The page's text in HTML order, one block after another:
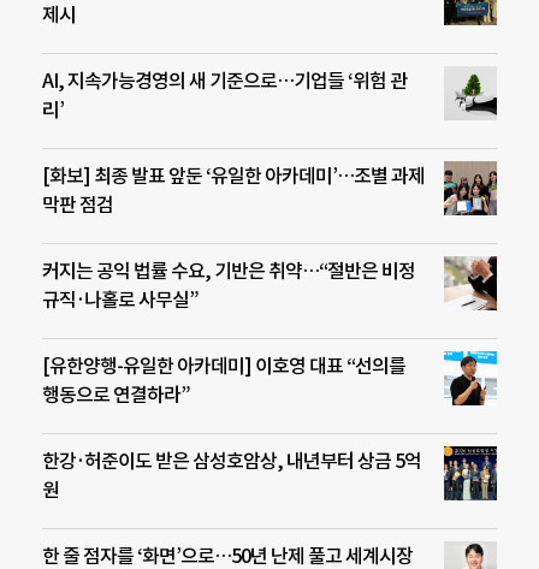
제시
AI, 지속가능경영의 새 기준으로…기업들 ‘위험 관
리’
[화보] 최종 발표 앞둔 ‘유일한 아카데미’…조별 과제
막판 점검
커지는 공익 법률 수요, 기반은 취약…“절반은 비정
규직·나홀로 사무실”
[유한양행-유일한 아카데미] 이호영 대표 “선의를
행동으로 연결하라”
한강·허준이도 받은 삼성호암상, 내년부터 상금 5억
원
한 줄 점자를 ‘화면’으로…50년 난제 풀고 세계시장